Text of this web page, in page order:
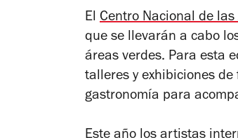
El Centro Nacional de las
que se llevarán a cabo
áreas verdes. Para esta
talleres y exhibiciones
gastronomía para